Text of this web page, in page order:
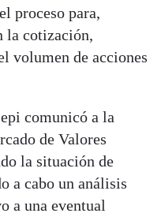
proceso para,
la cotización,
volumen de acciones
comunicó a la
de Valores
la situación de
a cabo un análisis
a una eventual